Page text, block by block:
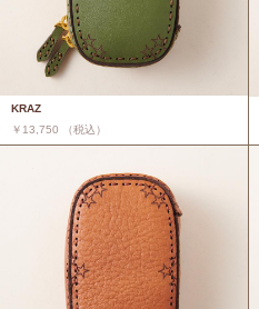
KRAZ
￥13,750 （税込）